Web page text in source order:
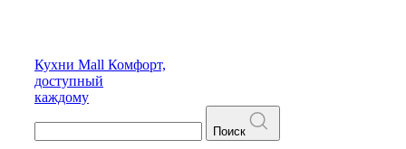
Кухни Mall Комфорт,
доступный
каждому
Поиск